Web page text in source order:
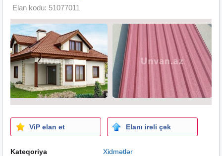
Elan kodu: 51077011
ViP elan et Elanı irəli çək
Kateqoriya
Xidmətlər